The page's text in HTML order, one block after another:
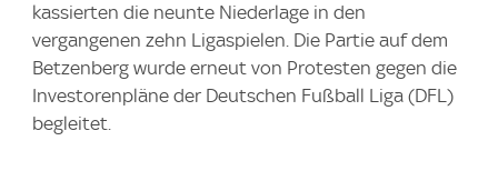
kassierten die neunte Niederlage in den
vergangenen zehn Ligaspielen. Die Partie auf dem
Betzenberg wurde erneut von Protesten gegen die
Investorenpläne der Deutschen Fußball Liga (DFL)
begleitet.